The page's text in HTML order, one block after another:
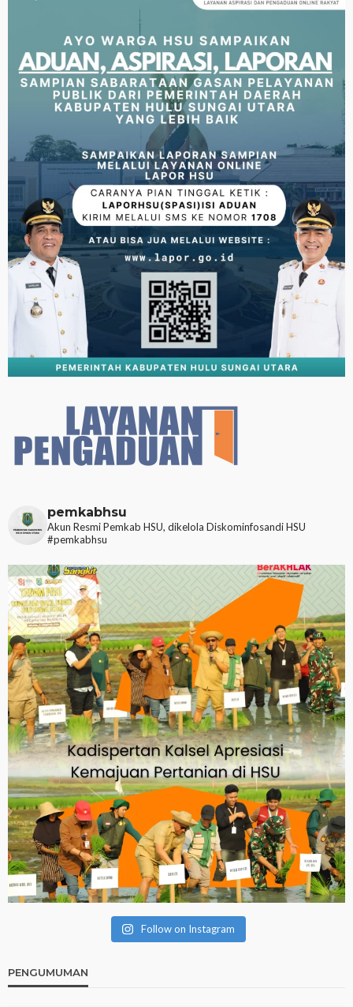
pemkabhsu
Akun Resmi Pemkab HSU, dikelola Diskominfosandi HSU
#pemkabhsu
Follow on Instagram
PENGUMUMAN